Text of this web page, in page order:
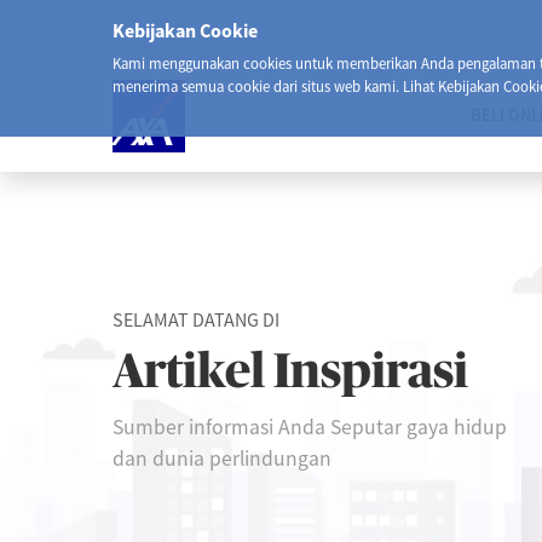
Kebijakan Cookie
Kami menggunakan cookies untuk memberikan Anda
menerima semua cookie dari situs web kami. Lihat Kebijakan
SELAMAT DATANG DI
Artikel Inspirasi
Sumber informasi Anda Seputar gaya hidup
dan dunia perlindungan